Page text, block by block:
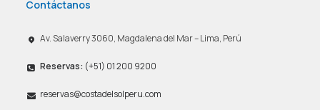
Contáctanos
Av. Salaverry 3060, Magdalena del Mar – Lima, Perú
Reservas: (+51) 01 200 9200
reservas@costadelsolperu.com